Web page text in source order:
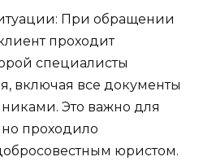
При обращении
проходит
специалисты
включая все документы
Это важно для
проходило
юристом.